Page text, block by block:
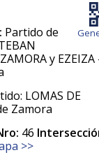
Partido de
y EZEIZA
LOMAS DE
Zamora
46
>>